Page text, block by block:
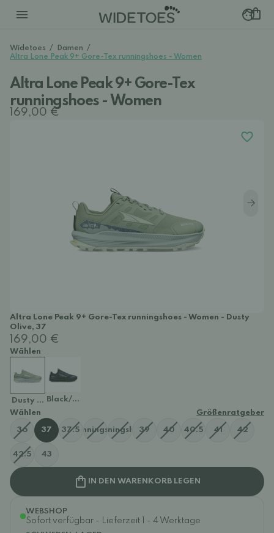
Widetoes / Damen /
Altra Lone Peak 9+ Gore-Tex runningshoes - Women
Altra Lone Peak 9+ Gore-Tex
runningshoes - Women
169,00 €
Altra Lone Peak 9+ Gore-Tex runningshoes - Women - Dusty
Olive, 37
169,00 €
Wählen
Dusty OliveBlack/Black
Wählen
Größenratgeber
36 37 37.5
9+ Gore-Texrunningshoes - Women - Dusty Olive, 38
Peak 9+ Gore-Texrunningshoes - Women - Dusty Olive, 38.5
39 40 40.5 41 42
42.5 43
IN DEN WARENKORB LEGEN
WEBSHOP
Sofort verfügbar - Lieferzeit 1 - 4 Werktage